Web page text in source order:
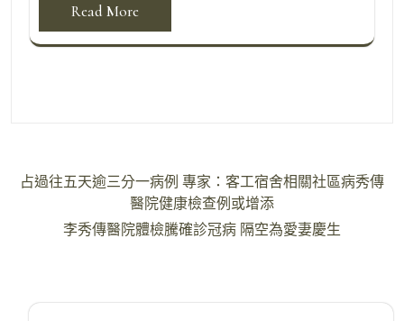
Read More
文
占過往五天逾三分一病例 專家：客工宿舍相關社區病秀傳
醫院健康檢查例或增添
李秀傳醫院體檢騰確診冠病 隔空為愛妻慶生